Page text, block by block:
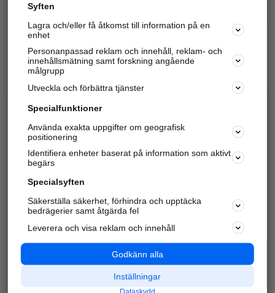
Hitta.se - Gratis nummerupplysning.
Sök företag, personer och platser.
Hitta telefonnummer, adresser, företagsinfo mm.
Marknadsför företaget
Kom igång och annonsera mot
samarbetspartners nära dig.
Alla kategorier
Populära sökningar
API & Kartor
Annonsera
Integritet
Nödnummer
Syften
Lagra och/eller få åtkomst till information på en
enhet
Personanpassad reklam och innehåll, reklam- och
innehållsmätning samt forskning angående
målgrupp
Utveckla och förbättra tjänster
Specialfunktioner
Använda exakta uppgifter om geografisk
positionering
Identifiera enheter baserat på information som aktivt
begärs
Specialsyften
Säkerställa säkerhet, förhindra och upptäcka
bedrägerier samt åtgärda fel
Leverera och visa reklam och innehåll
Godkänn alla
Inställningar
Dataskydd